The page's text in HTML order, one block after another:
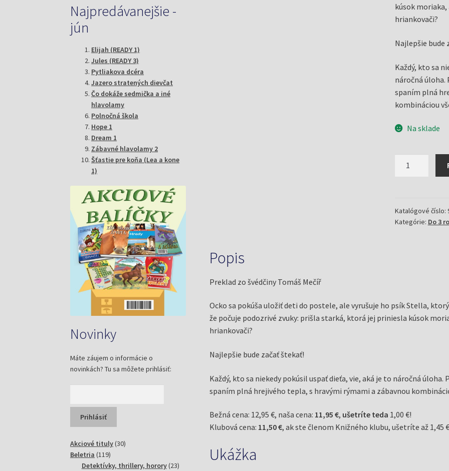
kúsok moriaka,
hriankovači?
Najlepšie bude
Každý, kto sa
náročná úloha.
spaním plná
kombináciou
Na sklade
krátko!
(Ted
Katalógové číslo:
Kategórie: Do 3
Popis
Preklad zo švédčiny Tomáš Mečíř
Ocko sa pokúša uložiť deti do postele, ale vyrušuje ho psík Stella,
že počuje podozrivé zvuky: prišla starká, ktorá jej priniesla kúsok
hriankovači?
Najlepšie bude začať štekať!
Každý, kto sa niekedy pokúsil uspať dieťa, vie, aká je to náročná
spaním plná hrejivého tepla, s hravými rýmami a zábavnou
Bežná cena: 12,95 €, naša cena: 11,95 €, ušetríte teda 1,00 €!
Klubová cena: 11,50 €, ak ste členom Knižného klubu, ušetríte až 1,45
Ukážka
Najpredávanejšie -
jún
Elijah (READY 1)
Jules (READY 3)
Pytliakova dcéra
Jazero stratených dievčat
Čo dokáže sedmička a iné
hlavolamy
Polnočná škola
Hope 1
Dream 1
Zábavné hlavolamy 2
Šťastie pre koňa (Lea a kone
1)
Novinky
Máte záujem o informácie o
novinkách? Tu sa môžete prihlásiť:
Akciové tituly 3030
Beletria 119119
produktov
Detektívky, thrillery, horory 2323